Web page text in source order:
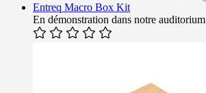
Entreq Macro Box Kit
En démonstration dans notre auditorium